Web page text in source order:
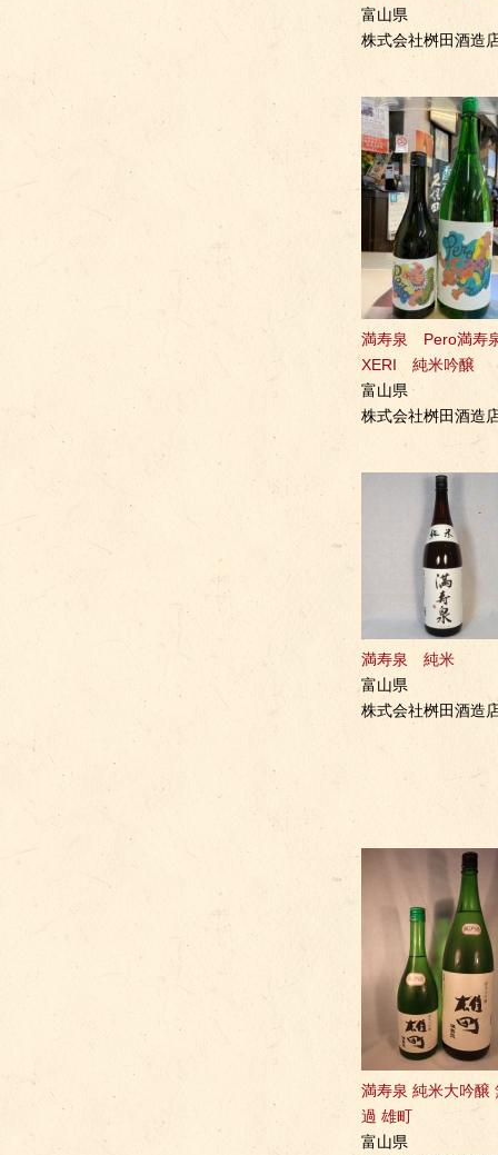
富山県
株式会社桝田酒造
満寿泉 Pero満寿
XERI 純米吟醸
富山県
株式会社桝田酒造
満寿泉 純米
富山県
株式会社桝田酒造
満寿泉 純米大吟醸
過 雄町
富山県